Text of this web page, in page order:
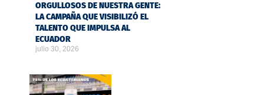
ORGULLOSOS DE NUESTRA GENTE:
LA CAMPAÑA QUE VISIBILIZÓ EL
TALENTO QUE IMPULSA AL
ECUADOR
julio 30, 2026